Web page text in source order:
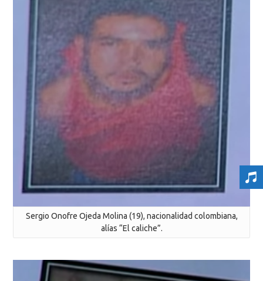
Sergio Onofre Ojeda Molina (19), nacionalidad colombiana,
alías “El caliche”.